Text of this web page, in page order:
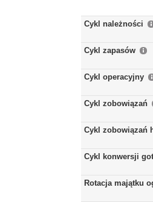
Cykl należności
Cykl zapasów
Cykl operacyjny
Cykl zobowiązań
Cykl zobowiązań
Cykl konwersji
Rotacja majątku